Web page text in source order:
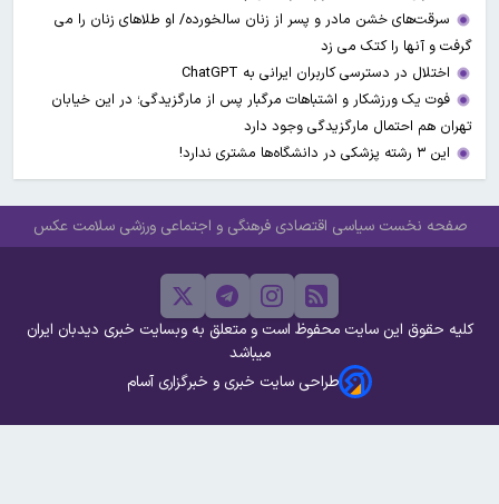
سرقت‌های خشن مادر و پسر از زنان سالخورده/ او طلاهای زنان را می
گرفت و آنها را کتک می زد
اختلال در دسترسی کاربران ایرانی به ChatGPT
فوت یک ورزشکار و اشتباهات مرگبار پس از مارگزیدگی؛ در این خیابان
تهران هم احتمال مارگزیدگی وجود دارد
این ۳ رشته پزشکی در دانشگاه‌ها مشتری ندارد!
صفحه نخست سیاسی اقتصادی فرهنگی و اجتماعی ورزشی سلامت عکس
کلیه حقوق این سایت محفوظ است و متعلق به وبسایت خبری دیدبان ایران
میباشد
طراحی سایت خبری و خبرگزاری آسام